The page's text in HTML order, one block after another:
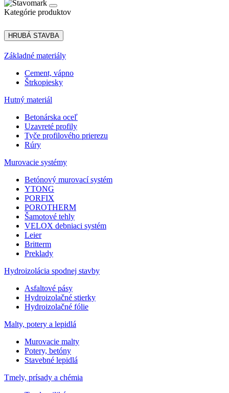
Kategórie produktov
HRUBÁ STAVBA
Základné materiály
Cement, vápno
Štrkopiesky
Hutný materiál
Betonárska oceľ
Uzavreté profily
Tyče profilového prierezu
Rúry
Murovacie systémy
Betónový murovací systém
YTONG
PORFIX
POROTHERM
Šamotové tehly
VELOX debniaci systém
Leier
Britterm
Preklady
Hydroizolácia spodnej stavby
Asfaltové pásy
Hydroizolačné stierky
Hydroizolačné fólie
Malty, potery a lepidlá
Murovacie malty
Potery, betóny
Stavebné lepidlá
Tmely, prísady a chémia